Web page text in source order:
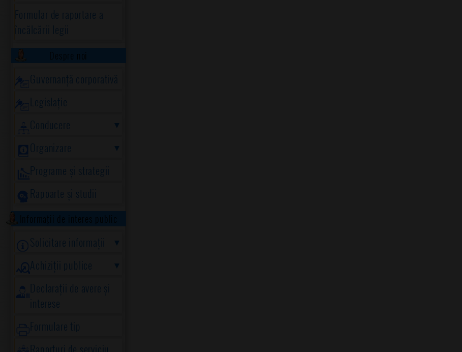
Formular de raportare a
încălcării legii
Despre noi
Guvernanță corporativă
Legislație
Conducere
Organizare
Programe și strategii
Rapoarte și studii
Informații de interes public
Solicitare informații
Achiziții publice
Declarații de avere și
interese
Formulare tip